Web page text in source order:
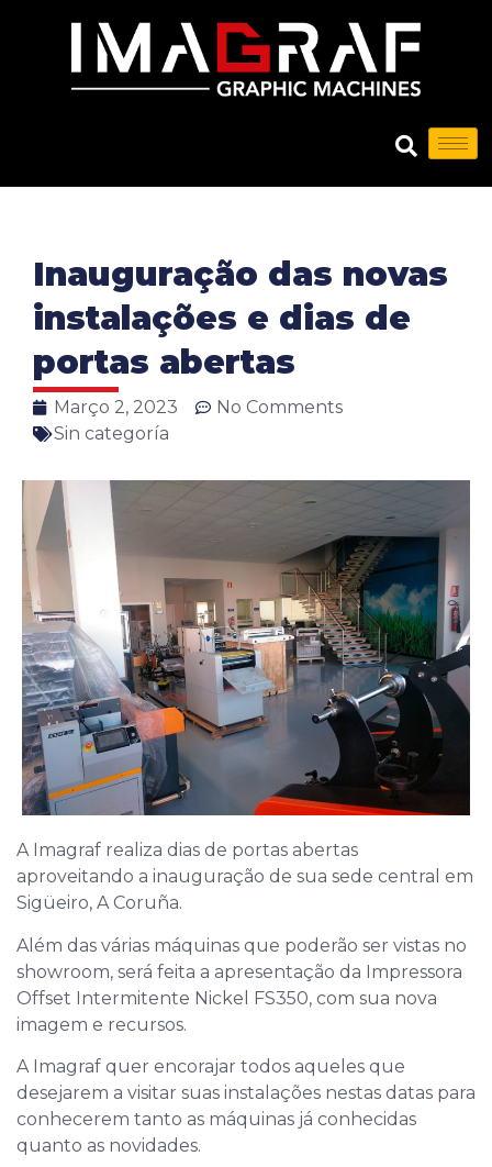
Inauguração das novas
instalações e dias de
portas abertas
Março 2, 2023
No Comments
Sin categoría
A Imagraf realiza dias de portas abertas
aproveitando a inauguração de sua sede central em
Sigüeiro, A Coruña.
Além das várias máquinas que poderão ser vistas no
showroom, será feita a apresentação da Impressora
Offset Intermitente Nickel FS350, com sua nova
imagem e recursos.
A Imagraf quer encorajar todos aqueles que
desejarem a visitar suas instalações nestas datas para
conhecerem tanto as máquinas já conhecidas
quanto as novidades.